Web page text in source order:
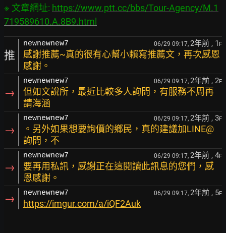
※ 文章網址: https://www.ptt.cc/bbs/Tour-Agency/M.1
719589610.A.8B9.html
推
newnewnew7 06/29 09:17, 2年前 , 1 F
感謝推薦~真的很有心幫小賴寫推薦文，再次感恩
感謝。
→
newnewnew7 06/29 09:17, 2年前 , 2F
但如文說所，最近比較多人詢問，有服務不周再
請海涵
→
newnewnew7 06/29 09:17, 2年前 , 3F
。另外如果想要詢價的鄉民，真的建議加LINE@
詢問，不
→
newnewnew7 06/29 09:17, 2年前 , 4F
要再用私訊，感謝正在這閱讀此訊息的您們，感
恩感謝。
→ newnewnew7 06/29 09:17, 2年前 , 5F
https://imgur.com/a/iQF2Auk